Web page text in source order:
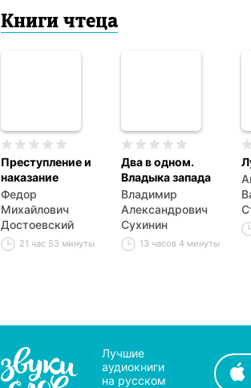
Книги чтеца
Преступление и
наказание
Федор
Михайлович
Достоевский
21 час 53 минуты
Два в одном.
Владыка запада
Владимир
Александрович
Сухинин
13 часов 4 минуты
Лучшие
аудиокниги
на русском